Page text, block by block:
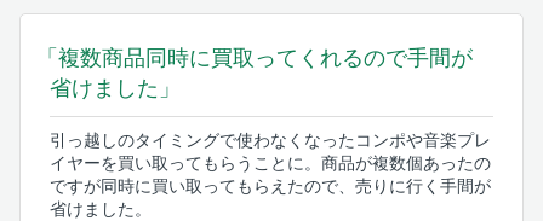
「複数商品同時に買取ってくれるので手間が
省けました」
引っ越しのタイミングで使わなくなったコンポや音楽プレ
イヤーを買い取ってもらうことに。商品が複数個あったの
ですが同時に買い取ってもらえたので、売りに行く手間が
省けました。